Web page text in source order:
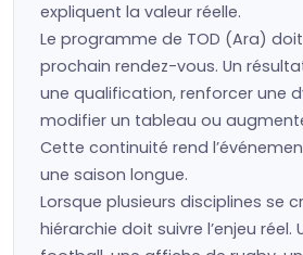
expliquent la valeur réelle.
Le programme de TOD (Ara)
prochain rendez-vous. Un
une qualification, renforcer une
modifier un tableau ou
Cette continuité rend
une saison longue.
Lorsque plusieurs disciplines se
hiérarchie doit suivre l’enjeu réel.